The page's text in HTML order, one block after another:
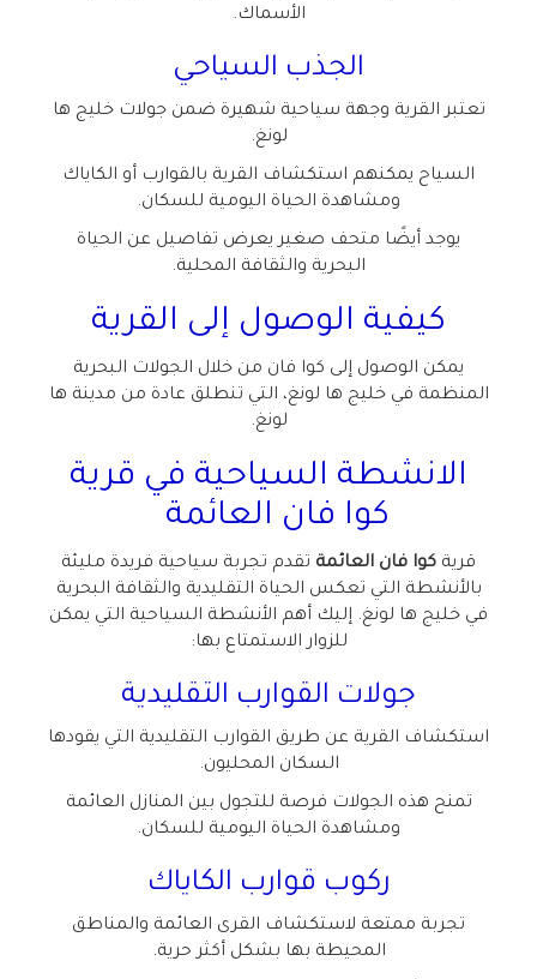
الأسماك.
الجذب السياحي
تعتبر القرية وجهة سياحية شهيرة ضمن جولات خليج ها
لونغ.
السياح يمكنهم استكشاف القرية بالقوارب أو الكاياك
ومشاهدة الحياة اليومية للسكان.
يوجد أيضًا متحف صغير يعرض تفاصيل عن الحياة
البحرية والثقافة المحلية.
كيفية الوصول إلى القرية
يمكن الوصول إلى كوا فان من خلال الجولات البحرية
المنظمة في خليج ها لونغ، التي تنطلق عادة من مدينة ها
لونغ.
الانشطة السياحية في قرية
كوا فان العائمة
قرية كوا فان العائمة تقدم تجربة سياحية فريدة مليئة
بالأنشطة التي تعكس الحياة التقليدية والثقافة البحرية
في خليج ها لونغ. إليك أهم الأنشطة السياحية التي يمكن
للزوار الاستمتاع بها:
جولات القوارب التقليدية
استكشاف القرية عن طريق القوارب التقليدية التي يقودها
السكان المحليون.
تمنح هذه الجولات فرصة للتجول بين المنازل العائمة
ومشاهدة الحياة اليومية للسكان.
ركوب قوارب الكاياك
تجربة ممتعة لاستكشاف القرى العائمة والمناطق
المحيطة بها بشكل أكثر حرية.